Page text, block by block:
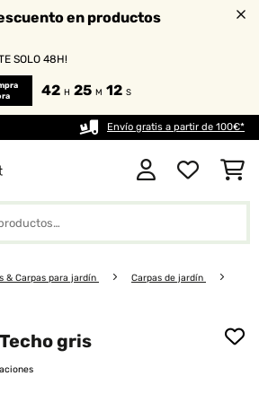
en productos
SOLO 48H!
42 H 25 M 10 S
Envío gratis a partir de 100€*
& Carpas para jardín Carpas de jardín
gris